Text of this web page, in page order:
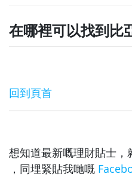
在哪裡可以找到比
回到頁首
想知道最新嘅理財貼士，
，同埋緊貼我哋嘅